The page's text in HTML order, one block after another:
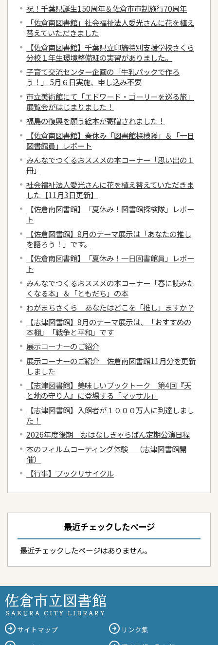
祝！千葉県誕生150周年＆佐倉市市制施行70周年
「佐倉南図書館」社会福祉法人愛光さんに花を植え
替えていただきました
【佐倉南図書館】千葉県立印旛特別支援学校さくら
分校１年生環境整備班の実習がありました。
子育て交流センター企画の「牛乳パックで作ろ
う！」 5月６日実施、申し込み不要
市立美術館にて「エドワード・ゴーリーを巡る旅」
展覧会がはじまりました！
福島の復興を願う絵本が寄贈されました！
【佐倉南図書館】春休み「図書館探検隊」＆「一日
図書館員」レポート
みんなでつくるおススメの本コーナー「思い出の１
冊」
社会福祉法人愛光さんに花を植え替えていただきま
した【11月3日更新】
【佐倉南図書館】「夏休み！図書館探検隊」レポー
ト
【佐倉図書館】8月のテーマ展示は「あなたの推し
を語ろう！」です。
【佐倉南図書館】「夏休み！一日図書館員」レポー
ト
みんなでつくるおススメの本コーナー「春に読みた
くなる本」＆「ともだち」の本
わがまちさくら あなたはどこを「推し」ますか？
【志津図書館】8月のテーマ展示は、「おすすめの
本棚」「戦争と平和」です
展示コーナーのご紹介
展示コーナーのご紹介 佐倉南図書館11月分を更新
しました
【志津図書館】美味しいブックトーク 第4回『天
と地の守り人』に登場する「マッサル」
【志津図書館】入館者が１０００万人に到達しまし
た！
2026年度後期 おはなしきゃらばん定期公演日程
本のフィルムコーティング体験 （志津図書館開
催）
【行事】ブックリサイクル
最近チェックしたページ
最近チェックしたページはありません。
サイトマップ
リンク集